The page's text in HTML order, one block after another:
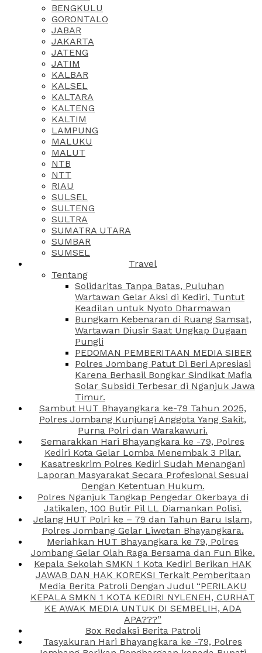
BENGKULU
GORONTALO
JABAR
JAKARTA
JATENG
JATIM
KALBAR
KALSEL
KALTARA
KALTENG
KALTIM
LAMPUNG
MALUKU
MALUT
NTB
NTT
RIAU
SULSEL
SULTENG
SULTRA
SUMATRA UTARA
SUMBAR
SUMSEL
Travel
Tentang
Solidaritas Tanpa Batas, Puluhan
Wartawan Gelar Aksi di Kediri, Tuntut
Keadilan untuk Nyoto Dharmawan
Bungkam Kebenaran di Ruang Samsat,
Wartawan Diusir Saat Ungkap Dugaan
Pungli
PEDOMAN PEMBERITAAN MEDIA SIBER
Polres Jombang Patut Di Beri Apresiasi
Karena Berhasil Bongkar Sindikat Mafia
Solar Subsidi Terbesar di Nganjuk Jawa
Timur.
Sambut HUT Bhayangkara ke-79 Tahun 2025,
Polres Jombang Kunjungi Anggota Yang Sakit,
Purna Polri dan Warakawuri.
Semarakkan Hari Bhayangkara ke -79, Polres
Kediri Kota Gelar Lomba Menembak 3 Pilar.
Kasatreskrim Polres Kediri Sudah Menangani
Laporan Masyarakat Secara Profesional Sesuai
Dengan Ketentuan Hukum.
Polres Nganjuk Tangkap Pengedar Okerbaya di
Jatikalen, 100 Butir Pil LL Diamankan Polisi.
Jelang HUT Polri ke – 79 dan Tahun Baru Islam,
Polres Jombang Gelar Liwetan Bhayangkara.
Meriahkan HUT Bhayangkara ke 79, Polres
Jombang Gelar Olah Raga Bersama dan Fun Bike.
Kepala Sekolah SMKN 1 Kota Kediri Berikan HAK
JAWAB DAN HAK KOREKSI Terkait Pemberitaan
Media Berita Patroli Dengan Judul “PERILAKU
KEPALA SMKN 1 KOTA KEDIRI NYLENEH, CURHAT
KE AWAK MEDIA UNTUK DI SEMBELIH, ADA
APA???”
Box Redaksi Berita Patroli
Tasyakuran Hari Bhayangkara ke -79, Polres